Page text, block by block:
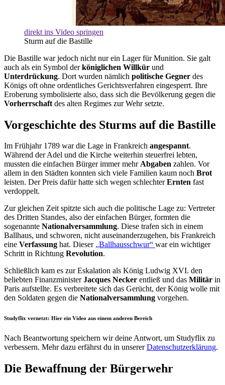
direkt ins Video springen
Sturm auf die Bastille
Die Bastille war jedoch nicht nur ein Lager für Munition. Sie galt
auch als ein Symbol derköniglichen Willkür und
Unterdrückung. Dort wurden nämlich politische Gegner des
Königs oft ohne ordentliches Gerichtsverfahren eingesperrt. Ihre
Eroberung symbolisierte also, dass sich die Bevölkerung gegen die
Vorherrschaft des alten Regimes zur Wehr setzte.
Vorgeschichte des Sturms auf die Bastille
Im Frühjahr 1789 war die Lage in Frankreich angespannt.
Während der Adel und die Kirche weiterhin steuerfrei lebten,
mussten die einfachen Bürger immer mehrAbgaben zahlen. Vor
allem in den Städten konnten sich viele Familien kaum noch Brot
leisten. Der Preis dafür hatte sich wegen schlechterErnten fast
verdoppelt.
Zur gleichen Zeit spitzte sich auch die politische Lage zu: Vertreter
des Dritten Standes, also der einfachen Bürger, formten die
sogenannte Nationalversammlung. Diese trafen sich in einem
Ballhaus, und schworen, nicht auseinanderzugehen, bis Frankreich
eine Verfassung hat. Dieser „Ballhausschwur“ war ein wichtiger
Schritt in Richtung Revolution.
Schließlich kam es zur Eskalation als König Ludwig XVI. den
beliebten FinanzministerJacques Necker entließ und das Militär in
Paris aufstellte. Es verbreitete sich das Gerücht, der König wolle mit
den Soldaten gegen die Nationalversammlung vorgehen.
Studyflix vernetzt: Hier ein Video aus einem anderen Bereich
Nach Beantwortung speichern wir deine Antwort, um Studyflix zu
verbessern. Mehr dazu erfährst du in unsererDatenschutzerklärung.
Die Bewaffnung der Bürgerwehr